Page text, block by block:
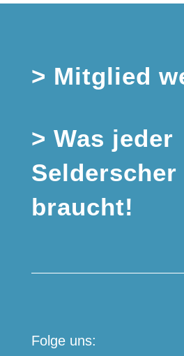
> Mitglied
> Was jeder
Selderscher
braucht!
Folge uns: